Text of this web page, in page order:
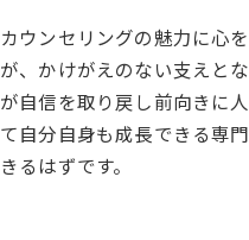
カウンセリングの魅力に心
が、かけがえのない支えと
が自信を取り戻し前向きに
て自分自身も成長できる専
きるはずです。